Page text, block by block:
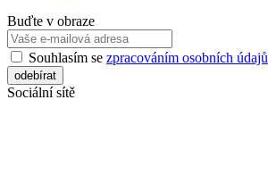
Buďte v obraze
Souhlasím se zpracováním osobních údajů
Sociální sítě